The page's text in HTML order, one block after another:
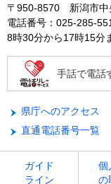
〒950-8570 新潟市中
電話番号：025-285-
8時30分から17時15分
手話で電話
県庁へのアクセス
直通電話番号一覧
ガイド
ライン
個
の